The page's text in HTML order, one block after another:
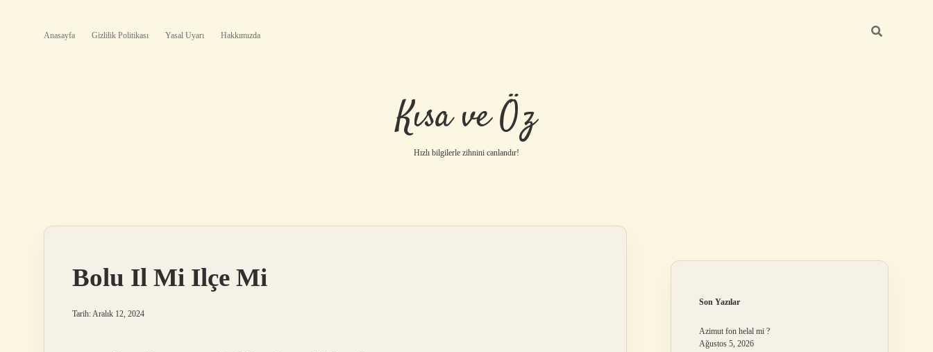
Anasayfa Gizlilik Politikası Yasal Uyarı Hakkımızda
Kısa ve Öz
Hızlı bilgilerle zihnini canlandır!
Bolu Il Mi Ilçe Mi
Tarih: Aralık 12, 2024
Son Yazılar
Azimut fon helal mi ?
Ağustos 5, 2026